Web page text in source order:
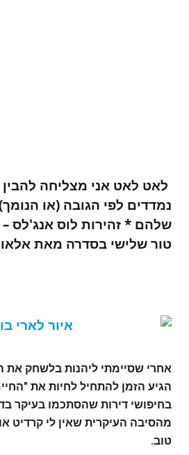
לאט לאט אני מצליחה
נמדדים לפי הגובה (או
שלהם * זהירות לוס אנג'לס
טור שלישי בסדרה מאת
אחרי שסיימתי ליהנות בלשחק את
הגיע הזמן להתחיל לחיות את
בחיפושי דירות שהסתכמו בעיקר
מהסיבה העיקרית שאין לי קרדיט
טוב.